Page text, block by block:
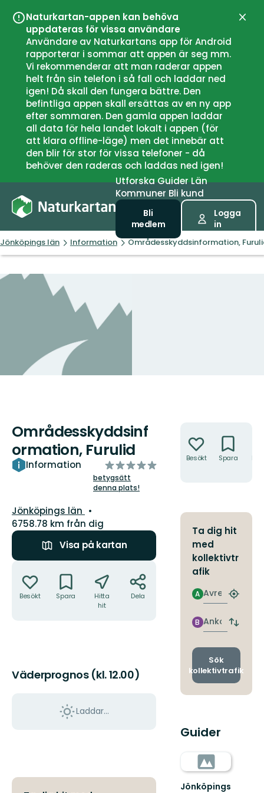
Naturkartan-appen kan behöva
uppdateras för vissa användare
Användare av Naturkartans app för Android
rapporterar i sommar att appen är seg mm.
Vi rekommenderar att man raderar appen
helt från sin telefon i så fall och laddar ned
igen! Då skall den fungera bättre. Den
befintliga appen skall ersättas av en ny app
efter sommaren. Den gamla appen laddar
all data för hela landet lokalt i appen (för
att klara offline-läge) men det innebär att
den blir för stor för vissa telefoner - då
behöver den raderas och laddas ned igen!
UtforskaGuiderLän
Kommuner Bli kund
Bli
medlem
Logga
in
Jönköpings län Information Områdesskyddsinformation,
Områdesskyddsinf
ormation, Furulid
Information
av
5
stjärnor
betygsätt
denna plats!
Län:
Jönköpings län
6758.78 km från dig
Visa på kartan
Besökt Spara
Hitta
hit
Dela
Väderprognos (kl. 12.00)
Laddar...
Besökt Spara
Ta dig hit
med
kollektivtr
afik
Avresa
A
Hitta
Ankomst
B
Byt
och
Sök
kollektivtrafik
Guider
Jönköpings